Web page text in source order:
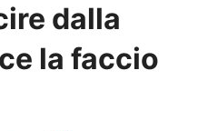
dalla
la faccio